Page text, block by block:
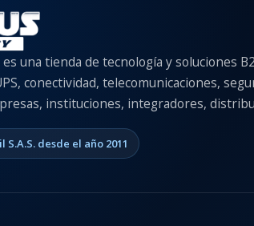
es una tienda de tecnología y soluciones
conectividad, telecomunicaciones,
instituciones, integradores,
desde el año 2011